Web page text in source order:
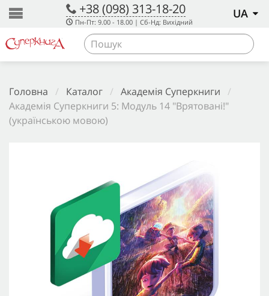
+38 (098) 313-18-20
Пн-Пт: 9.00 - 18.00 | Сб-Нд: Вихідний
UA
Головна / Каталог / Академія Суперкниги /
Академія Суперкниги 5: Модуль 14 "Врятовані!"
(українською мовою)